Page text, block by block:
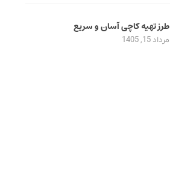
طرز تهیه کاچی آسان و سریع
مرداد 15, 1405